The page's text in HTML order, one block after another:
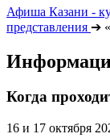
Афиша Казани -
представления ➔
Когда
16 и 17 октября